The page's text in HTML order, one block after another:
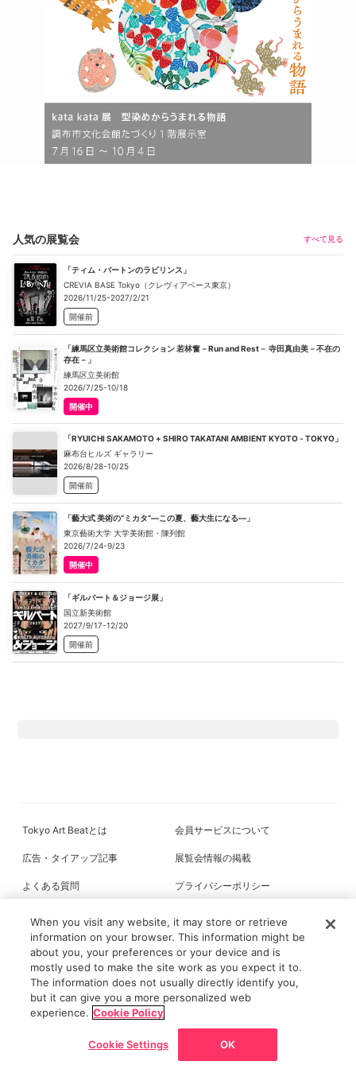
人気の展覧会 すべて見る
「ティム・バートンのラビリンス」
CREVIA BASE Tokyo（クレヴィアベース東京）
2026/11/25-2027/2/21
開催前
「練馬区立美術館コレクション 若林奮－Run and Rest－ 寺田真由美－不在の
存在－」
練馬区立美術館
2026/7/25-10/18
開催中
「RYUICHI SAKAMOTO + SHIRO TAKATANI AMBIENT KYOTO - TOKYO」
麻布台ヒルズ ギャラリー
2026/8/28-10/25
開催前
「藝大式 美術の“ミカタ”―この夏、藝大生になる―」
東京藝術大学 大学美術館・陳列館
2026/7/24-9/23
開催中
「ギルバート＆ジョージ展」
国立新美術館
2027/9/17-12/20
開催前
Tokyo Art Beatとは 会員サービスについて
広告・タイアップ記事 展覧会情報の掲載
よくある質問 プライバシーポリシー
All content on this site is © its respective owner(s). Tokyo Art Beat (2004-
2026).
When you visit any website, it may store or retrieve
information on your browser. This information might be
about you, your preferences or your device and is
mostly used to make the site work as you expect it to.
The information does not usually directly identify you,
but it can give you a more personalized web
experience. Cookie Policy
Cookie Settings OK